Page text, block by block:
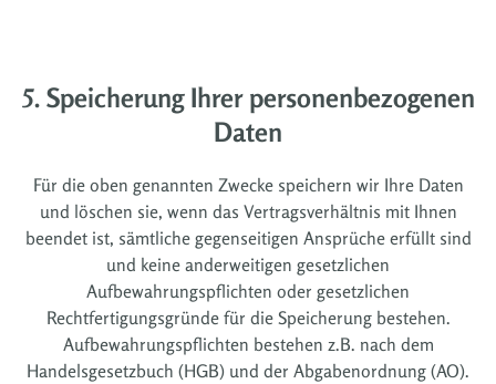
5. Speicherung Ihrer personenbezogenen
Daten
Für die oben genannten Zwecke speichern wir Ihre Daten
und löschen sie, wenn das Vertragsverhältnis mit Ihnen
beendet ist, sämtliche gegenseitigen Ansprüche erfüllt sind
und keine anderweitigen gesetzlichen
Aufbewahrungspflichten oder gesetzlichen
Rechtfertigungsgründe für die Speicherung bestehen.
Aufbewahrungspflichten bestehen z.B. nach dem
Handelsgesetzbuch (HGB) und der Abgabenordnung (AO).